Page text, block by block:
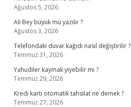
Ağustos 5, 2026
Ali Bey büyük mü yazılır ?
Ağustos 3, 2026
Telefondaki duvar kağıdı nasıl değiştirilir ?
Temmuz 31, 2026
Yahudiler kaymak yiyebilir mi ?
Temmuz 29, 2026
Kredi kartı otomatik tahsilat ne demek ?
Temmuz 27, 2026